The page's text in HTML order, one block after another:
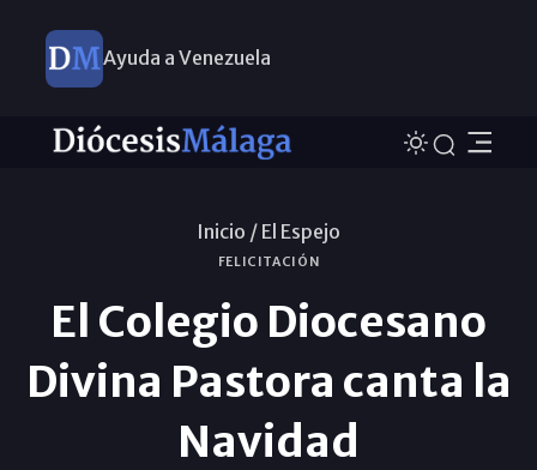
Ayuda a Venezuela
Inicio / El Espejo
FELICITACIÓN
El Colegio Diocesano
Divina Pastora canta la
Navidad